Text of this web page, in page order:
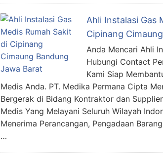
Ahli Instalasi Gas
Cipinang
Anda Mencari Ahli
Hubungi Contact
Kami Siap
Medis Anda. PT. Medika Permana Cipta
Bergerak di Bidang Kontraktor dan
Medis Yang Melayani Seluruh Wilayah
Menerima Perancangan, Pengadaan
…